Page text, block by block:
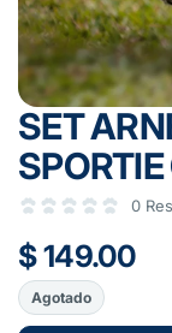
SET
0
$ 149.00
Agotado